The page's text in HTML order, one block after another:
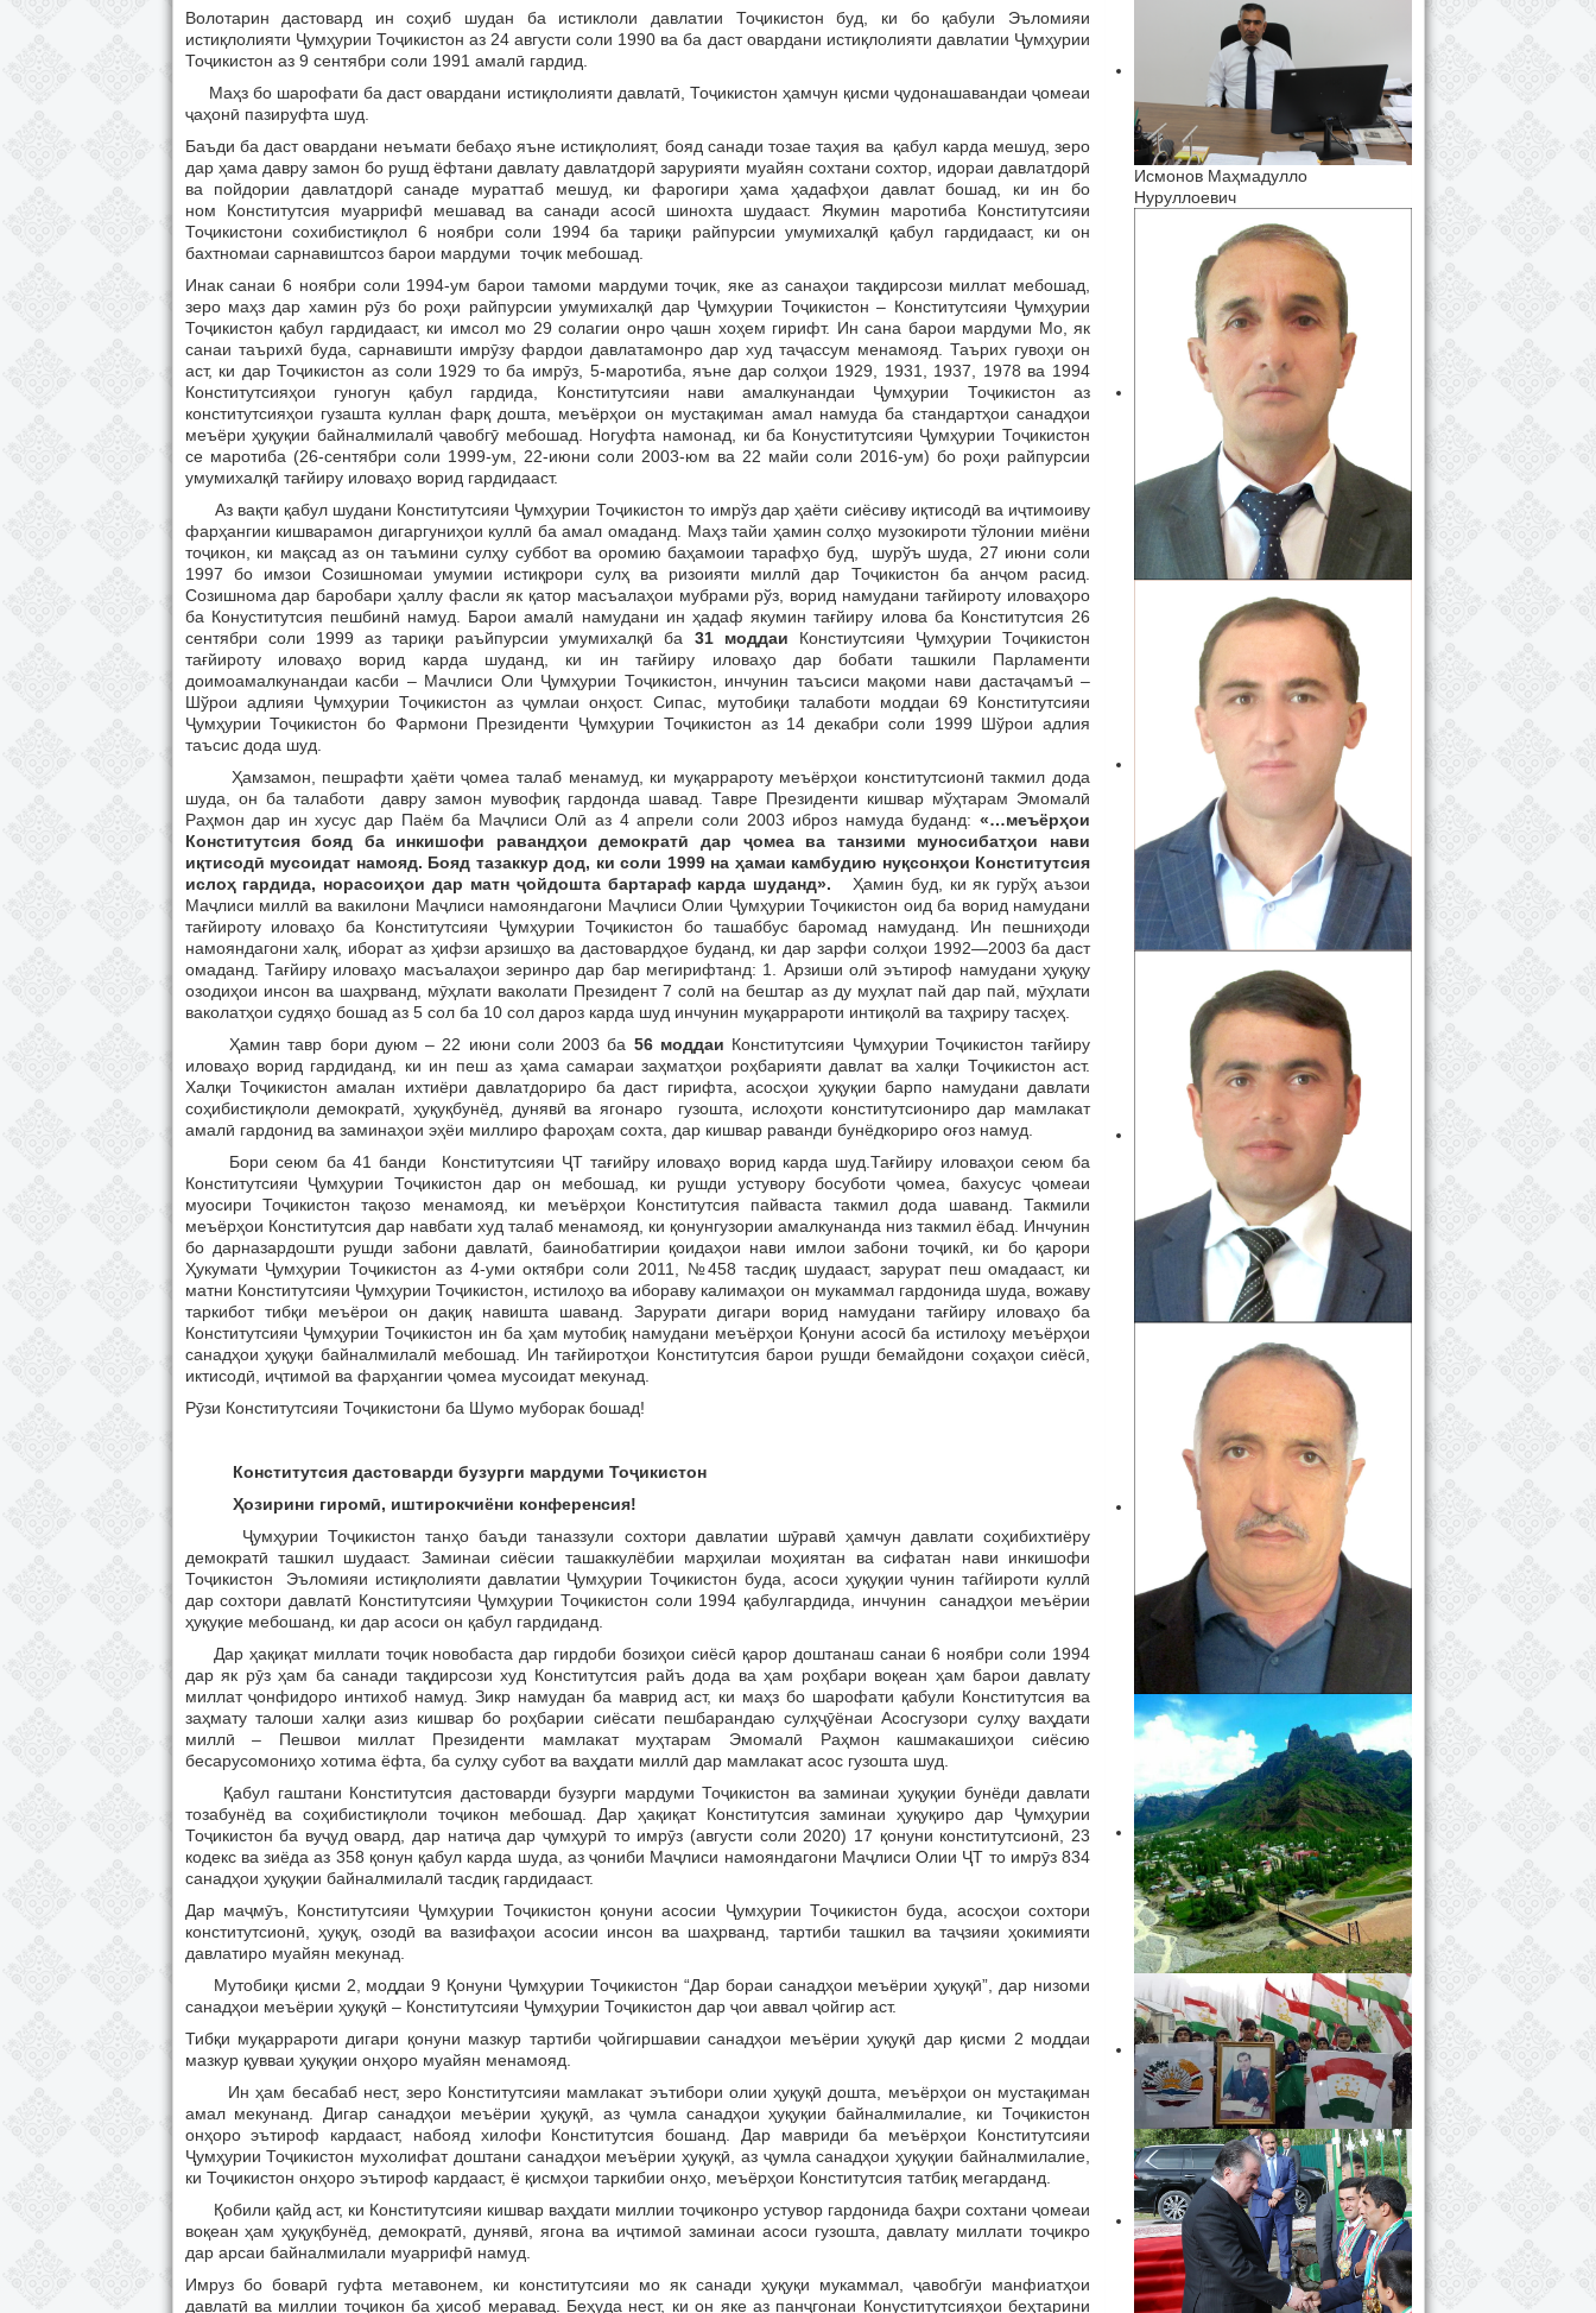
Волотарин дастовард ин соҳиб шудан ба истиклоли давлатии Тоҷикистон буд, ки бо қабули Эъломияи
истиқлолияти Ҷумҳурии Тоҷикистон аз 24 августи соли 1990 ва ба даст овардани истиқлолияти давлатии Ҷумҳурии
Тоҷикистон аз 9 сентябри соли 1991 амалӣ гардид.
Маҳз бо шарофати ба даст овардани истиқлолияти давлатӣ, Тоҷикистон ҳамчун қисми ҷудонашавандаи ҷомеаи
ҷаҳонӣ пазируфта шуд.
Баъди ба даст овардани неъмати бебаҳо яъне истиқлолият, бояд санади тозае таҳия ва қабул карда мешуд, зеро
дар ҳама давру замон бо рушд ёфтани давлату давлатдорӣ зарурияти муайян сохтани сохтор, идораи давлатдорӣ
ва пойдории давлатдорӣ санаде мураттаб мешуд, ки фарогири ҳама ҳадафҳои давлат бошад, ки ин бо
ном Конститутсия муаррифӣ мешавад ва санади асосӣ шинохта шудааст. Якумин маротиба Конститутсияи
Тоҷикистони сохибистиқлол 6 ноябри соли 1994 ба тариқи райпурсии умумихалқӣ қабул гардидааст, ки он
бахтномаи сарнавиштсоз барои мардуми тоҷик мебошад.
Инак санаи 6 ноябри соли 1994-ум барои тамоми мардуми тоҷик, яке аз санаҳои тақдирсози миллат мебошад,
зеро маҳз дар хамин рӯз бо роҳи райпурсии умумихалқӣ дар Ҷумҳурии Тоҷикистон – Конститутсияи Ҷумҳурии
Тоҷикистон қабул гардидааст, ки имсол мо 29 солагии онро ҷашн хоҳем гирифт. Ин сана барои мардуми Мо, як
санаи таърихӣ буда, сарнавишти имрӯзу фардои давлатамонро дар худ таҷассум менамояд. Таърих гувоҳи он
аст, ки дар Тоҷикистон аз соли 1929 то ба имрӯз, 5-маротиба, яъне дар солҳои 1929, 1931, 1937, 1978 ва 1994
Конститутсияҳои гуногун қабул гардида, Конститутсияи нави амалкунандаи Ҷумҳурии Тоҷикистон аз
конститутсияҳои гузашта куллан фарқ дошта, меъёрҳои он мустақиман амал намуда ба стандартҳои санадҳои
меъёри ҳуқуқии байналмилалӣ ҷавобгӯ мебошад. Ногуфта намонад, ки ба Конуститутсияи Ҷумҳурии Тоҷикистон
се маротиба (26-сентябри соли 1999-ум, 22-июни соли 2003-юм ва 22 майи соли 2016-ум) бо роҳи райпурсии
умумихалқӣ тағйиру иловаҳо ворид гардидааст.
Аз вақти қабул шудани Конститутсияи Ҷумҳурии Тоҷикистон то имрўз дар ҳаёти сиёсиву иқтисодӣ ва иҷтимоиву
фарҳангии кишварамон дигаргуниҳои куллӣ ба амал омаданд. Маҳз тайи ҳамин солҳо музокироти тўлонии миёни
тоҷикон, ки мақсад аз он таъмини сулҳу суббот ва оромию баҳамоии тарафҳо буд, шурўъ шуда, 27 июни соли
1997 бо имзои Созишномаи умумии истиқрори сулҳ ва ризоияти миллӣ дар Тоҷикистон ба анҷом расид.
Созишнома дар баробари ҳаллу фасли як қатор масъалаҳои мубрами рўз, ворид намудани тағйироту иловаҳоро
ба Конуститутсия пешбинӣ намуд. Барои амалӣ намудани ин ҳадаф якумин тағйиру илова ба Конститутсия 26
сентябри соли 1999 аз тариқи раъйпурсии умумихалқӣ ба 31 моддаи Констиутсияи Ҷумҳурии Тоҷикистон
тағйироту иловаҳо ворид карда шуданд, ки ин тағйиру иловаҳо дар бобати ташкили Парламенти
доимоамалкунандаи касби – Мачлиси Оли Ҷумҳурии Тоҷикистон, инчунин таъсиси мақоми нави дастаҷамъӣ –
Шўрои адлияи Ҷумҳурии Тоҷикистон аз ҷумлаи онҳост. Сипас, мутобиқи талаботи моддаи 69 Конститутсияи
Ҷумҳурии Тоҷикистон бо Фармони Президенти Ҷумҳурии Тоҷикистон аз 14 декабри соли 1999 Шўрои адлия
таъсис дода шуд.
Ҳамзамон, пешрафти ҳаёти ҷомеа талаб менамуд, ки муқаррароту меъёрҳои конститутсионӣ такмил дода
шуда, он ба талаботи давру замон мувофиқ гардонда шавад. Тавре Президенти кишвар мўҳтарам Эмомалӣ
Раҳмон дар ин хусус дар Паём ба Маҷлиси Олӣ аз 4 апрели соли 2003 иброз намуда буданд:«…меъёрҳои
Конститутсия бояд ба инкишофи равандҳои демократӣ дар ҷомеа ва танзими муносибатҳои нави
иқтисодӣ мусоидат намояд. Бояд тазаккур дод, ки соли 1999 на ҳамаи камбудию нуқсонҳои Конститутсия
ислоҳ гардида, норасоиҳои дар матн ҷойдошта бартараф карда шуданд». Ҳамин буд, ки як гурўҳ аъзои
Маҷлиси миллӣ ва вакилони Маҷлиси намояндагони Маҷлиси Олии Ҷумҳурии Тоҷикистон оид ба ворид намудани
тағйироту иловаҳо ба Конститутсияи Ҷумҳурии Тоҷикистон бо ташаббус баромад намуданд. Ин пешниҳоди
намояндагони халқ, иборат аз ҳифзи арзишҳо ва дастовардҳое буданд, ки дар зарфи солҳои 1992—2003 ба даст
омаданд. Тағйиру иловаҳо масъалаҳои зеринро дар бар мегирифтанд: 1. Арзиши олӣ эътироф намудани ҳуқуқу
озодиҳои инсон ва шаҳрванд, мӯҳлати ваколати Президент 7 солӣ на бештар аз ду муҳлат пай дар пай, мӯҳлати
ваколатҳои судяҳо бошад аз 5 сол ба 10 сол дароз карда шуд инчунин муқаррароти интиқолӣ ва таҳриру тасҳеҳ.
Ҳамин тавр бори дуюм – 22 июни соли 2003 ба 56 моддаи Конститутсияи Ҷумҳурии Тоҷикистон тағйиру
иловаҳо ворид гардиданд, ки ин пеш аз ҳама самараи заҳматҳои роҳбарияти давлат ва халқи Тоҷикистон аст.
Халқи Тоҷикистон амалан ихтиёри давлатдориро ба даст гирифта, асосҳои ҳуқуқии барпо намудани давлати
соҳибистиқлоли демократӣ, ҳуқуқбунёд, дунявӣ ва ягонаро гузошта, ислоҳоти конститутсиониро дар мамлакат
амалӣ гардонид ва заминаҳои эҳёи миллиро фароҳам сохта, дар кишвар раванди бунёдкориро оғоз намуд.
Бори сеюм ба 41 банди Конститутсияи ҶТ тағийру иловаҳо ворид карда шуд.Тағйиру иловаҳои сеюм ба
Конститутсияи Ҷумҳурии Тоҷикистон дар он мебошад, ки рушди устувору босуботи ҷомеа, бахусус ҷомеаи
муосири Тоҷикистон тақозо менамояд, ки меъёрҳои Конститутсия пайваста такмил дода шаванд. Такмили
меъёрҳои Конститутсия дар навбати худ талаб менамояд, ки қонунгузории амалкунанда низ такмил ёбад. Инчунин
бо дарназардошти рушди забони давлатӣ, баинобатгирии қоидаҳои нави имлои забони тоҷикӣ, ки бо қарори
Ҳукумати Ҷумҳурии Тоҷикистон аз 4-уми октябри соли 2011, №458 тасдиқ шудааст, зарурат пеш омадааст, ки
матни Конститутсияи Ҷумҳурии Тоҷикистон, истилоҳо ва ибораву калимаҳои он мукаммал гардонида шуда, вожаву
таркибот тибқи меъёрои он дақиқ навишта шаванд. Зарурати дигари ворид намудани тағйиру иловаҳо ба
Конститутсияи Ҷумҳурии Тоҷикистон ин ба ҳам мутобиқ намудани меъёрҳои Қонуни асосӣ ба истилоҳу меъёрҳои
санадҳои ҳуқуқи байналмилалӣ мебошад. Ин тағйиротҳои Конститутсия барои рушди бемайдони соҳаҳои сиёсӣ,
иктисодӣ, иҷтимоӣ ва фарҳангии ҷомеа мусоидат мекунад.
Рӯзи Конститутсияи Тоҷикистони ба Шумо муборак бошад!
Конститутсия дастоварди бузурги мардуми Тоҷикистон
Ҳозирини гиромӣ, иштирокчиёни конференсия!
Ҷумҳурии Тоҷикистон танҳо баъди таназзули сохтори давлатии шӯравӣ ҳамчун давлати соҳибихтиёру
демократӣ ташкил шудааст. Заминаи сиёсии ташаккулёбии марҳилаи моҳиятан ва сифатан нави инкишофи
Тоҷикистон Эъломияи истиқлолияти давлатии Ҷумҳурии Тоҷикистон буда, асоси ҳуқуқии чунин таѓйироти куллӣ
дар сохтори давлатӣ Конститутсияи Ҷумҳурии Тоҷикистон соли 1994 қабулгардида, инчунин санадҳои меъёрии
ҳуқуқие мебошанд, ки дар асоси он қабул гардиданд.
Дар ҳақиқат миллати тоҷик новобаста дар гирдоби бозиҳои сиёсӣ қарор доштанаш санаи 6 ноябри соли 1994
дар як рӯз ҳам ба санади тақдирсози худ Конститутсия райъ дода ва ҳам роҳбари воқеан ҳам барои давлату
миллат ҷонфидоро интихоб намуд. Зикр намудан ба маврид аст, ки маҳз бо шарофати қабули Конститутсия ва
заҳмату талоши халқи азиз кишвар бо роҳбарии сиёсати пешбарандаю сулҳҷӯёнаи Асосгузори сулҳу ваҳдати
миллӣ – Пешвои миллат Президенти мамлакат муҳтарам Эмомалӣ Раҳмон кашмакашиҳои сиёсию
бесарусомониҳо хотима ёфта, ба сулҳу субот ва ваҳдати миллӣ дар мамлакат асос гузошта шуд.
Қабул гаштани Конститутсия дастоварди бузурги мардуми Тоҷикистон ва заминаи ҳуқуқии бунёди давлати
тозабунёд ва соҳибистиқлоли тоҷикон мебошад. Дар ҳақиқат Конститутсия заминаи ҳуқуқиро дар Ҷумҳурии
Тоҷикистон ба вуҷуд овард, дар натиҷа дар ҷумҳурӣ то имрӯз (августи соли 2020) 17 қонуни конститутсионӣ, 23
кодекс ва зиёда аз 358 қонун қабул карда шуда, аз ҷониби Маҷлиси намояндагони Маҷлиси Олии ҶТ то имрӯз 834
санадҳои ҳуқуқии байналмилалӣ тасдиқ гардидааст.
Дар маҷмӯъ, Конститутсияи Ҷумҳурии Тоҷикистон қонуни асосии Ҷумҳурии Тоҷикистон буда, асосҳои сохтори
конститутсионӣ, ҳуқуқ, озодӣ ва вазифаҳои асосии инсон ва шаҳрванд, тартиби ташкил ва таҷзияи ҳокимияти
давлатиро муайян мекунад.
Мутобиқи қисми 2, моддаи 9 Қонуни Ҷумҳурии Тоҷикистон “Дар бораи санадҳои меъёрии ҳуқуқӣ”, дар низоми
санадҳои меъёрии ҳуқуқӣ – Конститутсияи Ҷумҳурии Тоҷикистон дар ҷои аввал ҷойгир аст.
Тибқи муқаррароти дигари қонуни мазкур тартиби ҷойгиршавии санадҳои меъёрии ҳуқуқӣ дар қисми 2 моддаи
мазкур қувваи ҳуқуқии онҳоро муайян менамояд.
Ин ҳам бесабаб нест, зеро Конститутсияи мамлакат эътибори олии ҳуқуқӣ дошта, меъёрҳои он мустақиман
амал мекунанд. Дигар санадҳои меъёрии ҳуқуқӣ, аз ҷумла санадҳои ҳуқуқии байналмилалие, ки Тоҷикистон
онҳоро эътироф кардааст, набояд хилофи Конститутсия бошанд. Дар мавриди ба меъёрҳои Конститутсияи
Ҷумҳурии Тоҷикистон мухолифат доштани санадҳои меъёрии ҳуқуқӣ, аз ҷумла санадҳои ҳуқуқии байналмилалие,
ки Тоҷикистон онҳоро эътироф кардааст, ё қисмҳои таркибии онҳо, меъёрҳои Конститутсия татбиқ мегарданд.
Қобили қайд аст, ки Конститутсияи кишвар ваҳдати миллии тоҷиконро устувор гардонида баҳри сохтани ҷомеаи
воқеан ҳам ҳуқуқбунёд, демократӣ, дунявӣ, ягона ва иҷтимоӣ заминаи асоси гузошта, давлату миллати тоҷикро
дар арсаи байналмилали муаррифӣ намуд.
Имруз бо боварӣ гуфта метавонем, ки конститутсияи мо як санади ҳуқуқи мукаммал, ҷавобгӯи манфиатҳои
давлатӣ ва миллии тоҷикон ба ҳисоб меравад. Беҳуда нест, ки он яке аз панҷгонаи Конуститутсияҳои беҳтарини
Исмонов Маҳмадулло
Нуруллоевич